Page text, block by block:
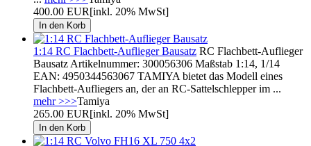
400.00 EUR[inkl. 20% MwSt]
1:14 RC Flachbett-Auflieger Bausatz RC Flachbett-Auflieger
Bausatz Artikelnummer: 300056306 Maßstab 1:14, 1/14
EAN: 4950344563067 TAMIYA bietet das Modell eines
Flachbett-Aufliegers an, der an RC-Sattelschlepper im ...
mehr >>>Tamiya
265.00 EUR[inkl. 20% MwSt]